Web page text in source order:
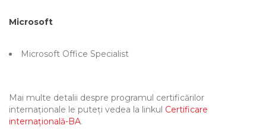
Microsoft
Microsoft Office Specialist
Mai multe detalii despre programul certificărilor
internaționale le puteți vedea la linkul Certificare
internațională-BA.